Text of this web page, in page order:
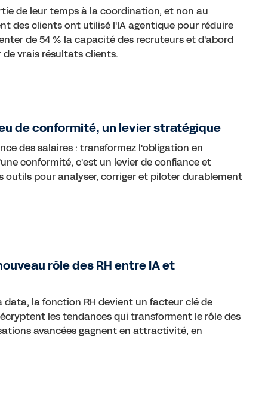
de leur temps à la coordination, et non au
des clients ont utilisé l'IA agentique pour réduire
de 54 % la capacité des recruteurs et d'abord
vrais résultats clients.
de conformité, un levier stratégique
des salaires : transformez l'obligation en
conformité, c'est un levier de confiance et
pour analyser, corriger et piloter durablement
rôle des RH entre IA et
la fonction RH devient un facteur clé de
les tendances qui transforment le rôle des
avancées gagnent en attractivité, en